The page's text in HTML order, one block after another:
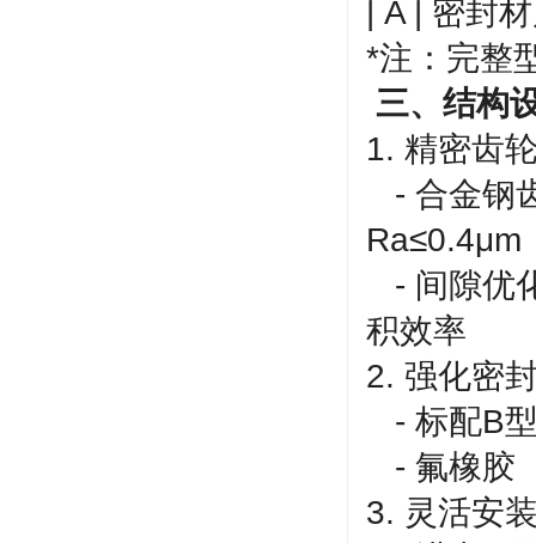
| A | 密封
*注：完整
三、结构
1. 精密齿
- 合金钢
Ra≤0.4μm
- 间隙优
积效率
2. 强化密
- 标配B
- 氟橡胶
3. 灵活安